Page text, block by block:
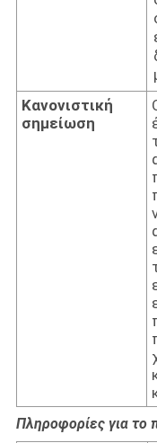
Κανονιστική
σημείωση
Πληροφορίες για το